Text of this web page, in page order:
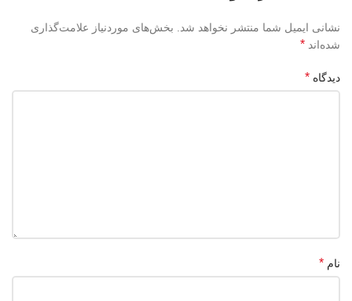
نشانی ایمیل شما منتشر نخواهد شد. بخش‌های موردنیاز علامت‌گذاری
شده‌اند *
دیدگاه *
نام *